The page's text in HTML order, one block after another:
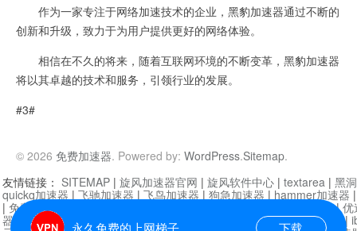
作为一家专注于网络加速技术的企业，黑豹加速器通过不断的
创新和升级，致力于为用户提供更好的网络体验。
相信在不久的将来，随着互联网环境的不断变革，黑豹加速器
将以其卓越的技术和服务，引领行业的发展。
#3#
© 2026 免费加速器. Powered by: WordPress.Sitemap.
永久免费的上网梯子 下载
友情链接： SITEMAP | 旋风加速器官网 | 旋风软件中心 | textarea | 黑
quickq加速器 | 飞驰加速器 | 飞鸟加速器 | 狗急加速器 | hammer加速器
| 免费vqn加速外网 迷雾通|优
器| 快柠檬加速器 |黑洞加速 |falemon 快橙加速器|anycast加速器 |